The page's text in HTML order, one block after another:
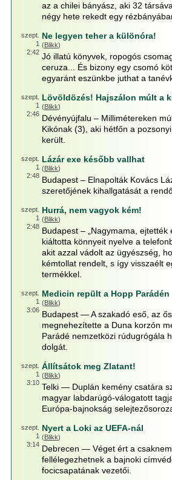
az a chilei bányász, aki 32
négy hete rekedt egy
szept.
1
2:42
Ne legyen teher a különóra!
(Blikk)
Jó illatú könyvek, ropogós
ceruza... És bizony egy csomó
egyaránt eszünkbe juthat a
szept.
1
2:46
Lövöldözés! Hajszálon múlt a
(Blikk)
Dévényújfalu – Millimétereken
Kikónak (3), aki hétfőn a
került.
szept.
1
2:48
Lázár exe később vallhat
(Blikk)
Budapest ‒ Elnapolták Kovács
szeretőjének kihallgatását a
szept.
1
2:48
Hurrá, nem vagyok kém!
(Blikk)
Budapest – „Nagymama, ejtették
kiáltotta könnyeit nyelve a
akit azzal vádolt az ügyészség,
kémtollat rendelt, s így visszaélt
termékkel.
szept.
1
3:06
Medicin repült a Hopp Parádén
(Blikk)
Budapest — A szakadó eső, az
megnehezítette a Duna korzón
Parádé nemzetközi rúdugrógála
dolgát.
szept.
1
3:10
Állítsátok meg Zlatant!
(Blikk)
Telki — Duplán kemény csatára
magyar labdarúgó-válogatott
Európa-bajnokság
szept.
1
3:14
Nyert a Loki az UEFA-nál
(Blikk)
Debrecen — Véget ért a
fellélegezhetnek a bajnoki
focicsapatának vezetői.